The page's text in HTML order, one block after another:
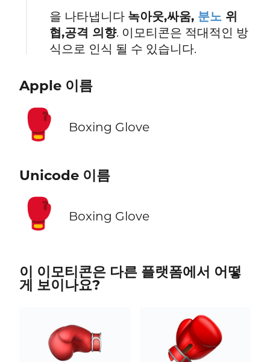
을 나타냅니다 녹아웃,싸움, 분노 위
협,공격 의향. 이모티콘은 적대적인 방
식으로 인식 될 수 있습니다.
Apple 이름
🥊 Boxing Glove
Unicode 이름
🥊 Boxing Glove
이 이모티콘은 다른 플랫폼에서 어떻
게 보이나요?